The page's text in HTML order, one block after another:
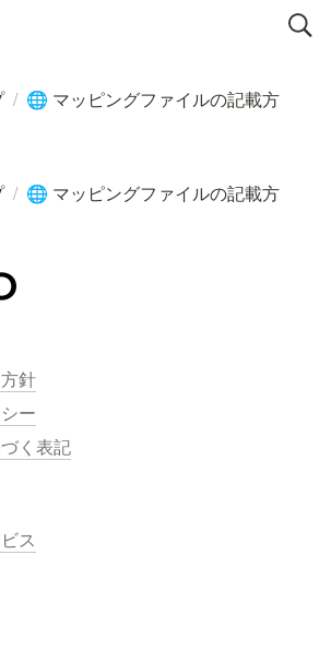
/ 🌐 マッピングファイルの記載方
/ 🌐 マッピングファイルの記載方
針
ー
く表記
ス